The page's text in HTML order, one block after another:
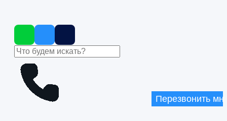
Перезвонить